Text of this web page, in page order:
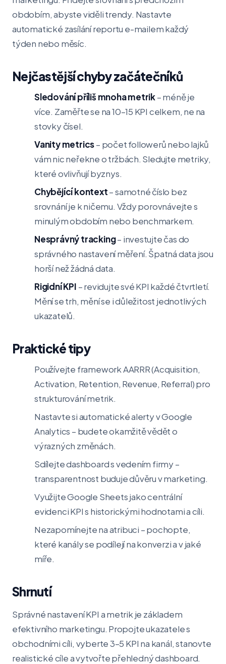
obdobím, abyste viděli trendy. Nastavte
automatické zasílání reportu e-mailem každý
týden nebo měsíc.
Nejčastější chyby začátečníků
Sledování příliš mnoha metrik– méně je
více. Zaměřte se na 10–15 KPI celkem, ne na
stovky čísel.
Vanity metrics– počet followerů nebo lajků
vám nic neřekne o tržbách. Sledujte metriky,
které ovlivňují byznys.
Chybějící kontext– samotné číslo bez
srovnání je k ničemu. Vždy porovnávejte s
minulým obdobím nebo benchmarkem.
Nesprávný tracking– investujte čas do
správného nastavení měření. Špatná data jsou
horší než žádná data.
Rigidní KPI – revidujte své KPI každé čtvrtletí.
Mění se trh, mění se i důležitost jednotlivých
ukazatelů.
Praktické tipy
Používejte framework AARRR (Acquisition,
Activation, Retention, Revenue, Referral) pro
strukturování metrik.
Nastavte si automatické alerty v Google
Analytics – budete okamžitě vědět o
výrazných změnách.
Sdílejte dashboard s vedením firmy –
transparentnost buduje důvěru v marketing.
Využijte Google Sheets jako centrální
evidenci KPI s historickými hodnotami a cíli.
Nezapomínejte na atribuci – pochopte,
které kanály se podílejí na konverzi a v jaké
míře.
Shrnutí
Správné nastavení KPI a metrik je základem
efektivního marketingu. Propojte ukazatele s
obchodními cíli, vyberte 3–5 KPI na kanál, stanovte
realistické cíle a vytvořte přehledný dashboard.